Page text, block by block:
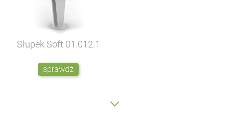
Słupek Soft 01.012.1
sprawdź